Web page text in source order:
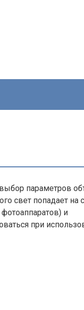
параметров
свет попадает на
и
при